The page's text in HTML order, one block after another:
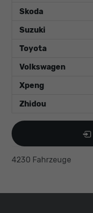
Skoda
Suzuki
Toyota
Volkswagen
Xpeng
Zhidou
4230 Fahrzeuge